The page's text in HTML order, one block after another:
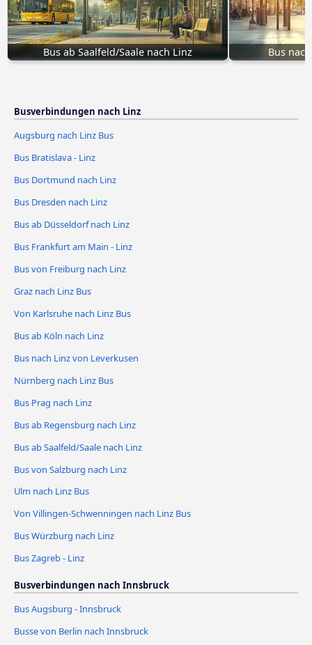
Bus ab Saalfeld/Saale nach Linz Bus
Busverbindungen nach Linz
Augsburg nach Linz Bus
Bus Bratislava - Linz
Bus Dortmund nach Linz
Bus Dresden nach Linz
Bus ab Düsseldorf nach Linz
Bus Frankfurt am Main - Linz
Bus von Freiburg nach Linz
Graz nach Linz Bus
Von Karlsruhe nach Linz Bus
Bus ab Köln nach Linz
Bus nach Linz von Leverkusen
Nürnberg nach Linz Bus
Bus Prag nach Linz
Bus ab Regensburg nach Linz
Bus ab Saalfeld/Saale nach Linz
Bus von Salzburg nach Linz
Ulm nach Linz Bus
Von Villingen-Schwenningen nach Linz Bus
Bus Würzburg nach Linz
Bus Zagreb - Linz
Busverbindungen nach Innsbruck
Bus Augsburg - Innsbruck
Busse von Berlin nach Innsbruck